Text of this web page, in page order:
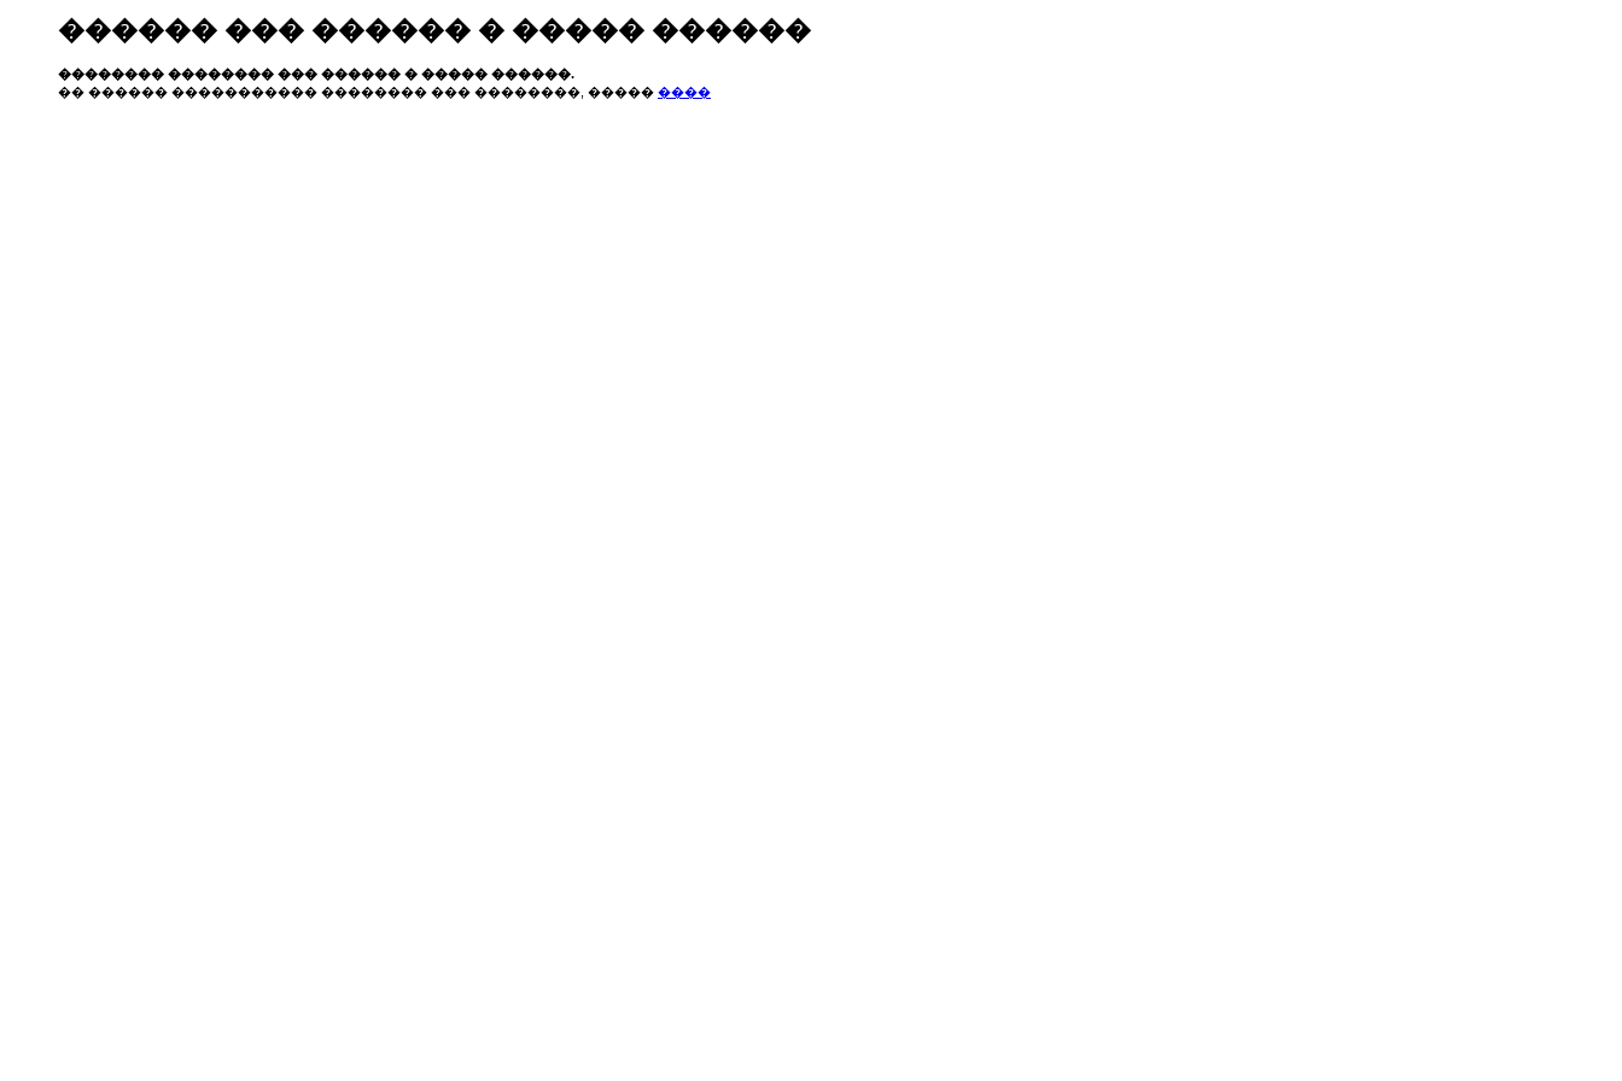
������ ��� ������ � ����� ������
�������� �������� ��� ������ � ����� ������.
�� ������ ����������� �������� ��� ��������, ����� ����